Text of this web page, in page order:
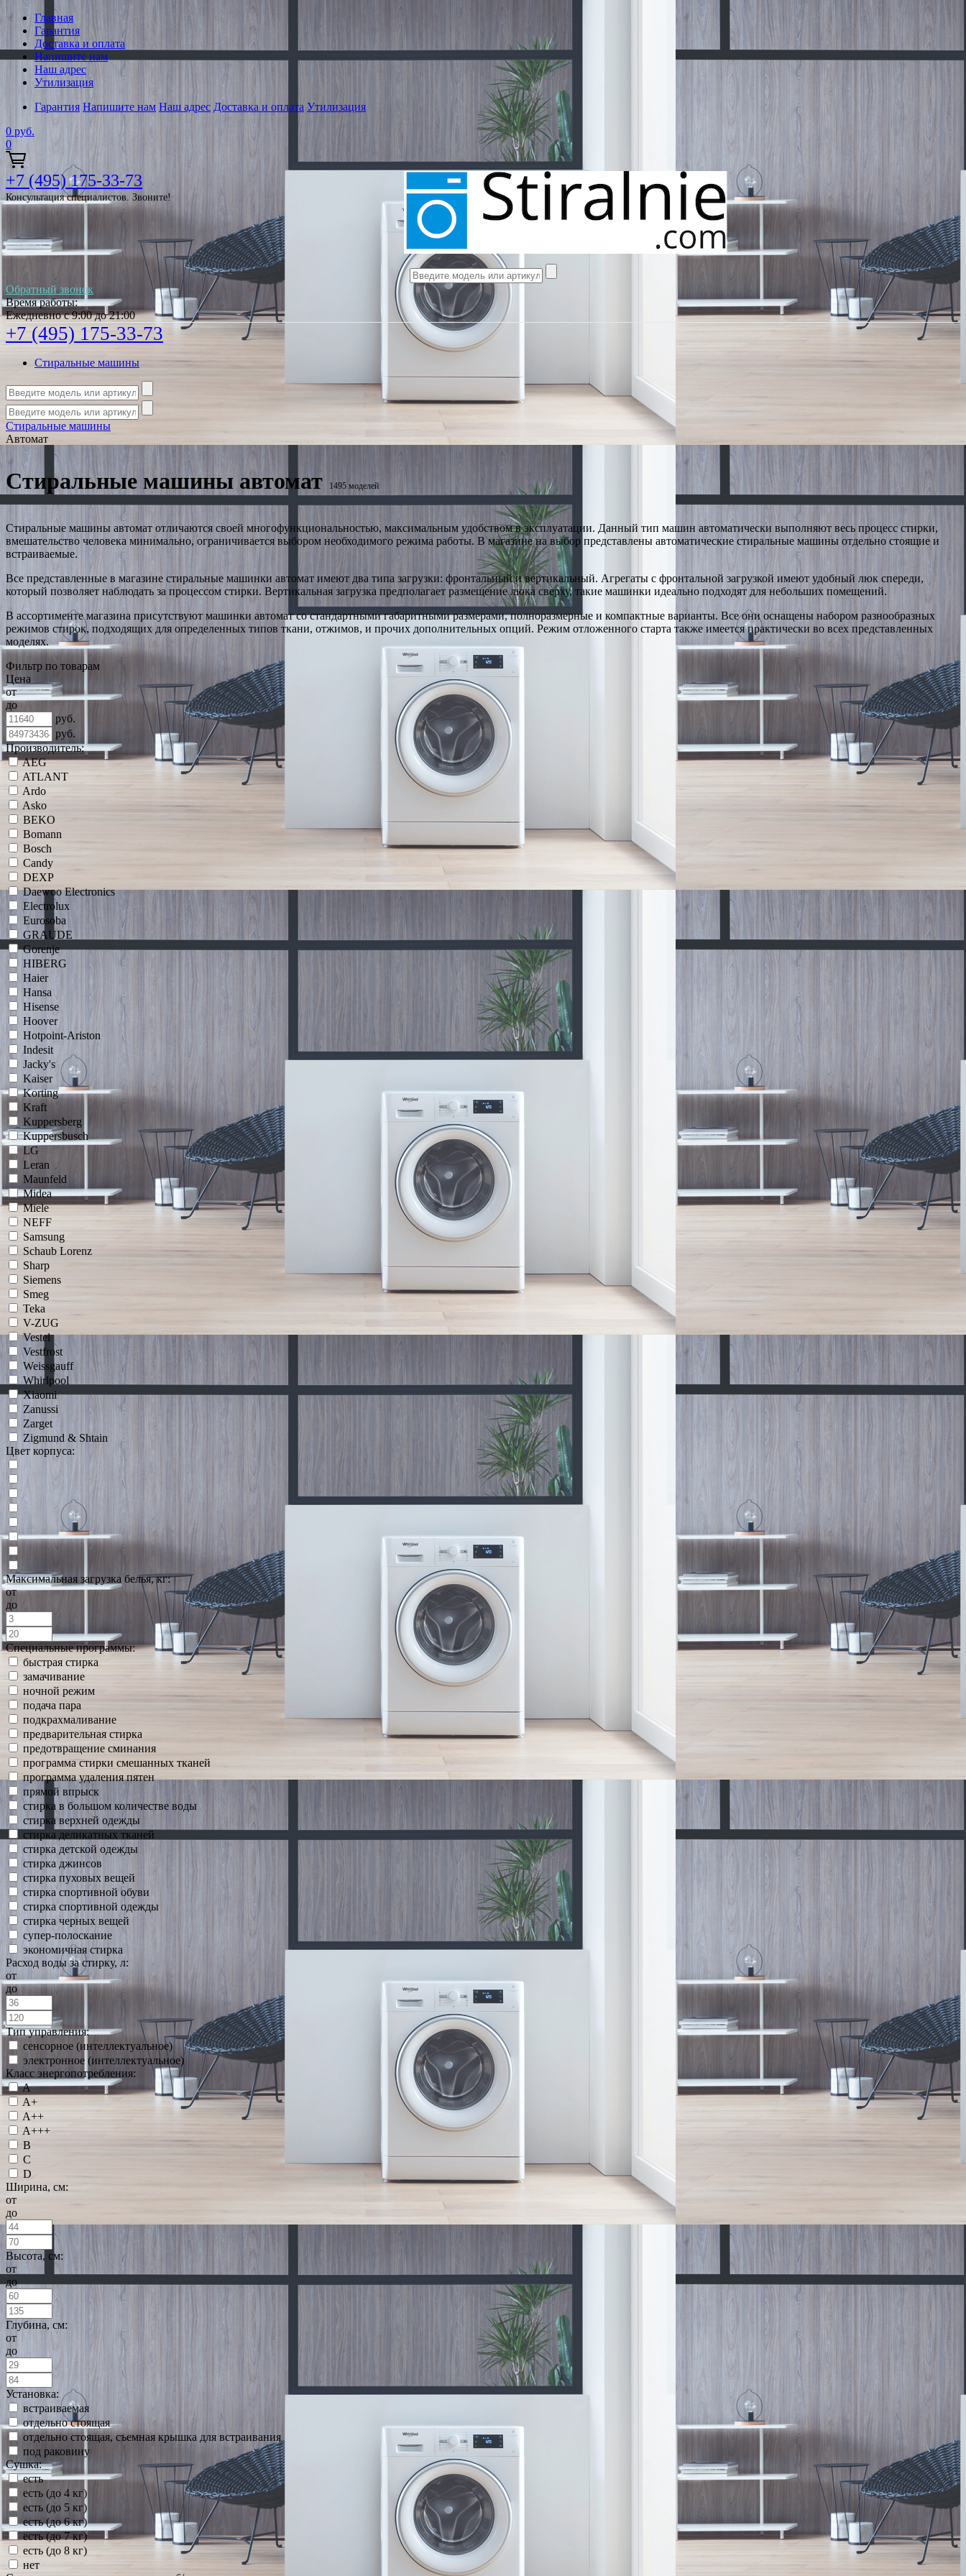
Главная
Гарантия
Доставка и оплата
Напишите нам
Наш адрес
Утилизация
Гарантия Напишите нам Наш адрес Доставка и оплата Утилизация
0 руб.
0
+7 (495) 175-33-73
Консультация специалистов. Звоните!
Обратный звонок
Время работы:
Ежедневно с 9:00 до 21:00
+7 (495) 175-33-73
Стиральные машины
Стиральные машины
Автомат
Стиральные машины автомат 1495 моделей
Стиральные машины автомат отличаются своей многофункциональностью, максимальным удобством в эксплуатации. Данный тип машин автоматически выполняют весь процесс стирки,
вмешательство человека минимально, ограничивается выбором необходимого режима работы. В магазине на выбор представлены автоматические стиральные машины отдельно стоящие и
встраиваемые.
Все представленные в магазине стиральные машинки автомат имеют два типа загрузки: фронтальный и вертикальный. Агрегаты с фронтальной загрузкой имеют удобный люк спереди,
который позволяет наблюдать за процессом стирки. Вертикальная загрузка предполагает размещение люка сверху, такие машинки идеально подходят для небольших помещений.
В ассортименте магазина присутствуют машинки автомат со стандартными габаритными размерами, полноразмерные и компактные варианты. Все они оснащены набором разнообразных
режимов стирок, подходящих для определенных типов ткани, отжимов, и прочих дополнительных опций. Режим отложенного старта также имеется практически во всех представленных
моделях.
Фильтр по товарам
Цена
от
до
руб.
руб.
Производитель:
AEG
ATLANT
Ardo
Asko
BEKO
Bomann
Bosch
Candy
DEXP
Daewoo Electronics
Electrolux
Eurosoba
GRAUDE
Gorenje
HIBERG
Haier
Hansa
Hisense
Hoover
Hotpoint-Ariston
Indesit
Jacky's
Kaiser
Korting
Kraft
Kuppersberg
Kuppersbusch
LG
Leran
Maunfeld
Midea
Miele
NEFF
Samsung
Schaub Lorenz
Sharp
Siemens
Smeg
Teka
V-ZUG
Vestel
Vestfrost
Weissgauff
Whirlpool
Xiaomi
Zanussi
Zarget
Zigmund & Shtain
Цвет корпуса:
Максимальная загрузка белья, кг:
от
до
Специальные программы:
быстрая стирка
замачивание
ночной режим
подача пара
подкрахмаливание
предварительная стирка
предотвращение сминания
программа стирки смешанных тканей
программа удаления пятен
прямой впрыск
стирка в большом количестве воды
стирка верхней одежды
стирка деликатных тканей
стирка детской одежды
стирка джинсов
стирка пуховых вещей
стирка спортивной обуви
стирка спортивной одежды
стирка черных вещей
супер-полоскание
экономичная стирка
Расход воды за стирку, л:
от
до
Тип управления:
сенсорное (интеллектуальное)
электронное (интеллектуальное)
Класс энергопотребления:
A
A+
A++
A+++
B
C
D
Ширина, см:
от
до
Высота, см:
от
до
Глубина, см:
от
до
Установка:
встраиваемая
отдельно стоящая
отдельно стоящая, съемная крышка для встраивания
под раковину
Сушка:
есть
есть (до 4 кг)
есть (до 5 кг)
есть (до 6 кг)
есть (до 7 кг)
есть (до 8 кг)
нет